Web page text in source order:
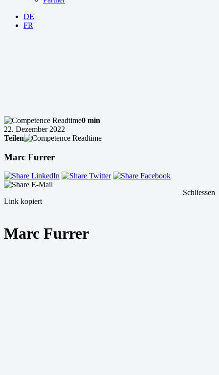
DE
FR
0 min
22. Dezember 2022
Teilen
Marc Furrer
Link kopiert
Schliessen
Marc Furrer